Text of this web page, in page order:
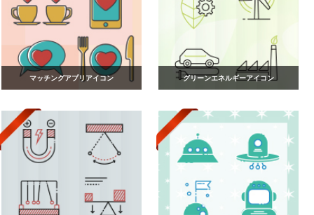
マッチングアプリアイコン グリーンエネルギーアイコン